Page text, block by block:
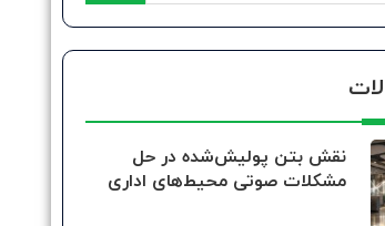
نقش بتن پولیش‌شده در حل
مشکلات صوتی محیط‌های اداری